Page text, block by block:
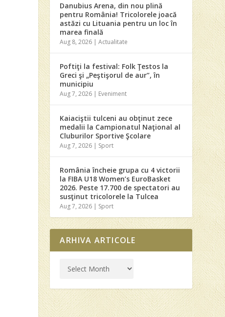
Danubius Arena, din nou plină
pentru România! Tricolorele joacă
astăzi cu Lituania pentru un loc în
marea finală
Aug 8, 2026 |Actualitate
Poftiţi la festival: Folk Ţestos la
Greci şi „Peştişorul de aur”, în
municipiu
Aug 7, 2026 | Eveniment
Kaiaciştii tulceni au obţinut zece
medalii la Campionatul Naţional al
Cluburilor Sportive Şcolare
Aug 7, 2026 | Sport
România încheie grupa cu 4 victorii
la FIBA U18 Women’s EuroBasket
2026. Peste 17.700 de spectatori au
susţinut tricolorele la Tulcea
Aug 7, 2026 | Sport
ARHIVA ARTICOLE